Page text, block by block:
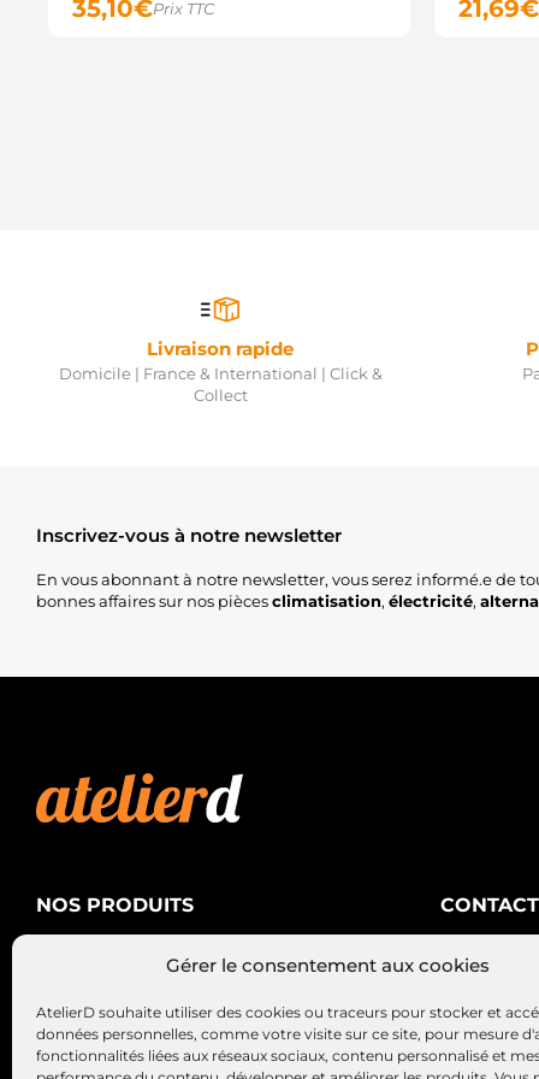
Gérer le consentement aux cookies
AtelierD souhaite utiliser des cookies ou traceurs pour stocker et
données personnelles, comme votre visite sur ce site, pour mesure
fonctionnalités liées aux réseaux sociaux, contenu personnalisé et
35,10€Prix TTC 21,69€
Livraison rapide
Domicile | France & International | Click &
Collect
Inscrivez-vous à notre newsletter
En vous abonnant à notre newsletter, vous serez informé.e de
bonnes affaires sur nos piècesclimatisation, électricité,
NOS PRODUITS
Alternateurs – Démarreurs
CONTACT
AtelierD
88200
03 29 22